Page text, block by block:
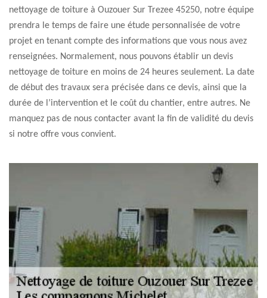
nettoyage de toiture à Ouzouer Sur Trezee 45250, notre équipe
prendra le temps de faire une étude personnalisée de votre
projet en tenant compte des informations que vous nous avez
renseignées. Normalement, nous pouvons établir un devis
nettoyage de toiture en moins de 24 heures seulement. La date
de début des travaux sera précisée dans ce devis, ainsi que la
durée de l’intervention et le coût du chantier, entre autres. Ne
manquez pas de nous contacter avant la fin de validité du devis
si notre offre vous convient.